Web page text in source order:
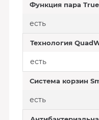
Функция пара
есть
Технология
есть
Система корзин
есть